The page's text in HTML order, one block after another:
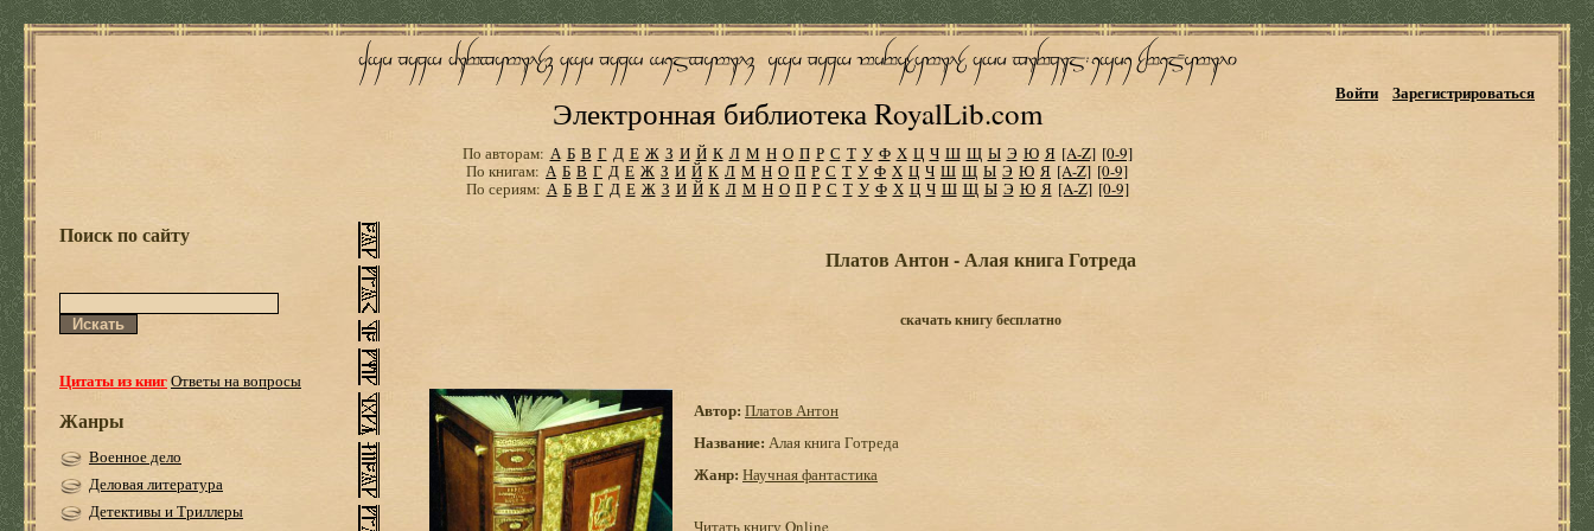
Электронная библиотека RoyalLib.com
Войти Зарегистрироваться
По авторам: А Б В Г Д Е Ж З И Й К Л М Н О П Р С Т У Ф Х Ц Ч Ш Щ Ы Э Ю Я [A-Z] [0-9]
По книгам: А Б В Г Д Е Ж З И Й К Л М Н О П Р С Т У Ф Х Ц Ч Ш Щ Ы Э Ю Я [A-Z] [0-9]
По сериям: А Б В Г Д Е Ж З И Й К Л М Н О П Р С Т У Ф Х Ц Ч Ш Щ Ы Э Ю Я [A-Z] [0-9]
Поиск по сайту
Цитаты из книгОтветы на вопросы
Жанры
Военное дело
Деловая литература
Детективы и Триллеры
Платов Антон - Алая книга Готреда
скачать книгу бесплатно
Автор: Платов Антон
Название: Алая книга Готреда
Жанр: Научная фантастика
Читать книгу Online